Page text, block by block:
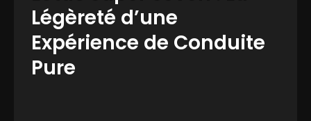
Légèreté d’une
Expérience de Conduite
Pure